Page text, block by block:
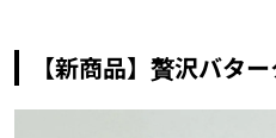
【新商品】贅沢バタ